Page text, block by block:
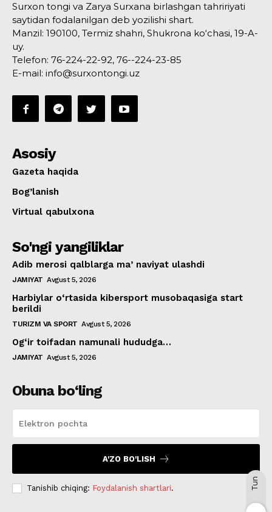
Surxon tongi va Zarya Surxana birlashgan tahririyati
saytidan fodalanilgan deb yozilishi shart.
Manzil: 190100, Termiz shahri, Shukrona ko‘chasi, 19-A-
uy.
Telefon: 76-224-22-92, 76--224-23-85
E-mail: info@surxontongi.uz
Asosiy
Gazeta haqida
Bog’lanish
Virtual qabulxona
So'ngi yangiliklar
Adib merosi qalblarga maʼnaviyat ulashdi
JAMIYAT Avgust 5, 2026
Harbiylar o‘rtasida kibersport musobaqasiga start
berildi
TURIZM VA SPORT Avgust 5, 2026
Og‘ir toifadan namunali hududga…
JAMIYAT Avgust 5, 2026
Obuna bo‘ling
A'ZO BO'LISH
Tanishib chiqing: Foydalanish shartlari. Tun